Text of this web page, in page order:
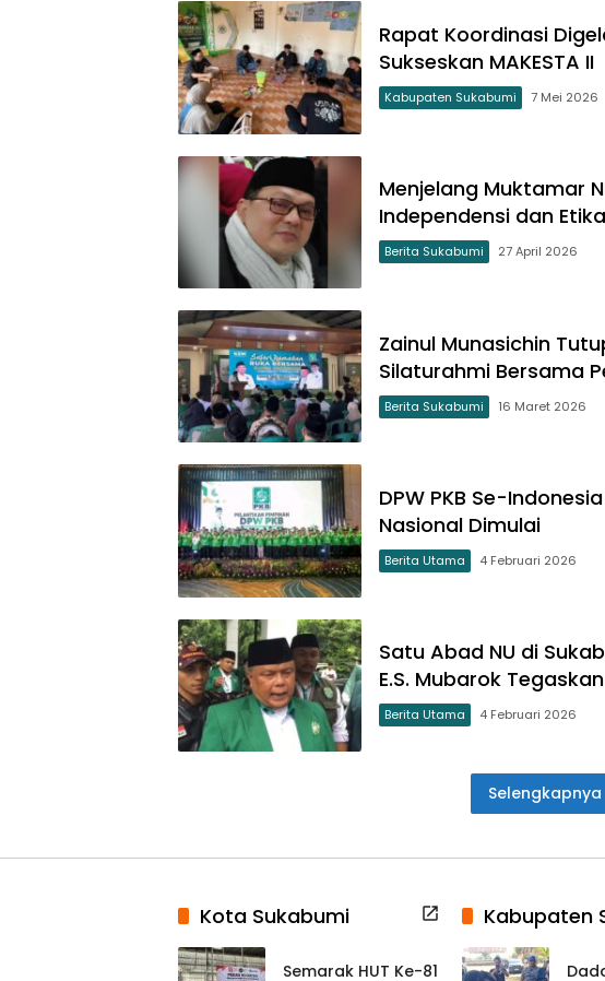
Rapat Koordinasi
Sukseskan MAKESTA II
Kabupaten Sukabumi 7 Mei 2026
Menjelang Muktamar
Independensi dan
Berita Sukabumi 27 April 2026
Zainul Munasichin
Silaturahmi Bersama
Berita Sukabumi 16 Maret 2026
DPW PKB Se-
Nasional Dimulai
Berita Utama 4 Februari 2026
Satu Abad NU di
E.S. Mubarok
Berita Utama 4 Februari 2026
Selengkapnya
Kota Sukabumi
Semarak HUT Ke-81
Kabupaten